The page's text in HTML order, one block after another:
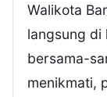
Walikota
langsung di
bersama-
menikmati,